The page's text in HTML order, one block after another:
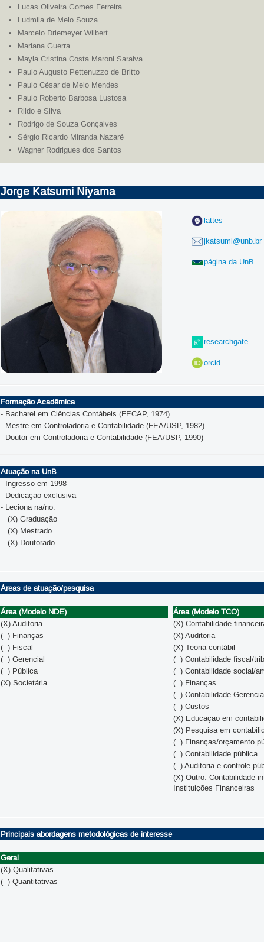
Lucas Oliveira Gomes Ferreira
Ludmila de Melo Souza
Marcelo Driemeyer Wilbert
Mariana Guerra
Mayla Cristina Costa Maroni Saraiva
Paulo Augusto Pettenuzzo de Britto
Paulo César de Melo Mendes
Paulo Roberto Barbosa Lustosa
Rildo e Silva
Rodrigo de Souza Gonçalves
Sérgio Ricardo Miranda Nazaré
Wagner Rodrigues dos Santos
Jorge Katsumi Niyama
lattes
jkatsumi@unb.br
página da UnB
researchgate
orcid
Formação Acadêmica
- Bacharel em Ciências Contábeis (FECAP, 1974)
- Mestre em Controladoria e Contabilidade (FEA/USP, 1982)
- Doutor em Controladoria e Contabilidade (FEA/USP, 1990)
Atuação na UnB
- Ingresso em 1998
- Dedicação exclusiva
- Leciona na/no:
(X) Graduação
(X) Mestrado
(X) Doutorado
Áreas de atuação/pesquisa
Área (Modelo NDE)
Área (Modelo TCO)
(X) Auditoria
(X) Contabilidade
( ) Finanças
(X) Auditoria
( ) Fiscal
(X) Teoria contábil
( ) Gerencial
( ) Contabilidade fiscal/
( ) Pública
( ) Contabilidade social/
(X) Societária
( ) Finanças
( ) Contabilidade
( ) Custos
(X) Educação em
(X) Pesquisa em
( ) Finanças/orçamento
( ) Contabilidade pública
( ) Auditoria e controle
(X) Outro: Contabilidade
Instituições Financeiras
Principais abordagens metodológicas de interesse
Geral
(X) Qualitativas
( ) Quantitativas